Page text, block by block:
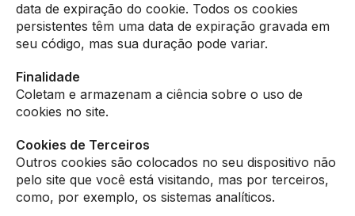
data de expiração do cookie. Todos os cookies
persistentes têm uma data de expiração gravada em
seu código, mas sua duração pode variar.
Finalidade
Coletam e armazenam a ciência sobre o uso de
cookies no site.
Cookies de Terceiros
Outros cookies são colocados no seu dispositivo não
pelo site que você está visitando, mas por terceiros,
como, por exemplo, os sistemas analíticos.